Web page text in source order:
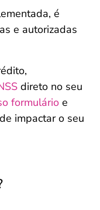
é
e autorizadas
direto no seu
formulário e
impactar o seu